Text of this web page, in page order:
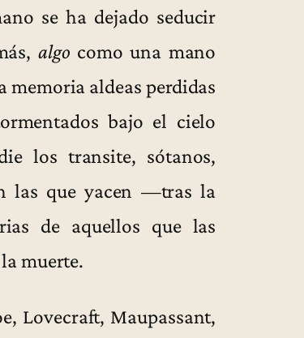
se ha dejado seducir
algo como una mano
memoria aldeas perdidas
bajo el cielo
los transite, sótanos,
las que yacen —tras la
de aquellos que las
muerte.
Lovecraft, Maupassant,